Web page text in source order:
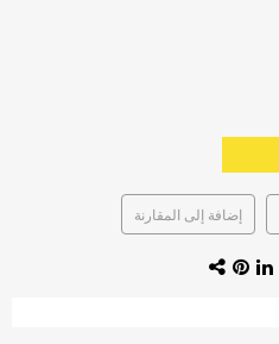
إضافة إلى المقارنة